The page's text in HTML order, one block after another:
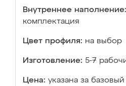
Внутреннее наполнение:
комплектация
Цвет профиля: на выбор
Изготовление: 5-7
Цена: указана за